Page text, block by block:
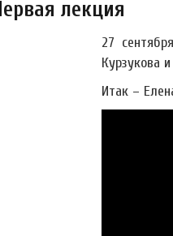
лекция
27
Курзукова
Итак –